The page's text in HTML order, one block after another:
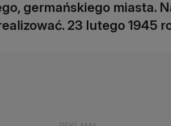
germańskiego miasta.
23 lutego 1945